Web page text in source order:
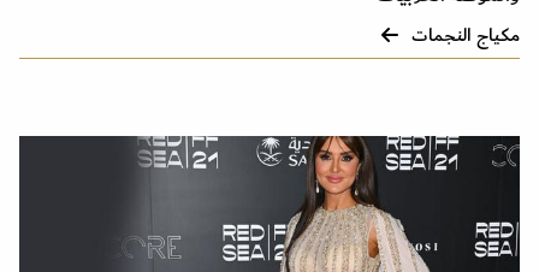
مكياج النجمات